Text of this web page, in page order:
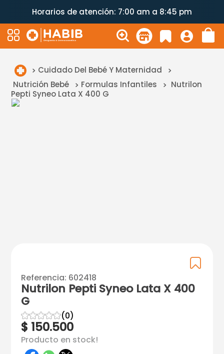
Horarios de atención: 7:00 am a 8:45 pm
Cuidado Del Bebé Y Maternidad
Nutrición Bebé
Formulas Infantiles
Nutrilon
Pepti Syneo Lata X 400 G
Referencia: 602418
Nutrilon Pepti Syneo Lata X 400
G
☆☆☆☆☆(0)
$ 150.500
Producto en stock!